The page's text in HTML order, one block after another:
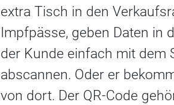
extra Tisch in den
Impfpässe, geben Daten in
der Kunde einfach mit dem
abscannen. Oder er
von dort. Der QR-Code